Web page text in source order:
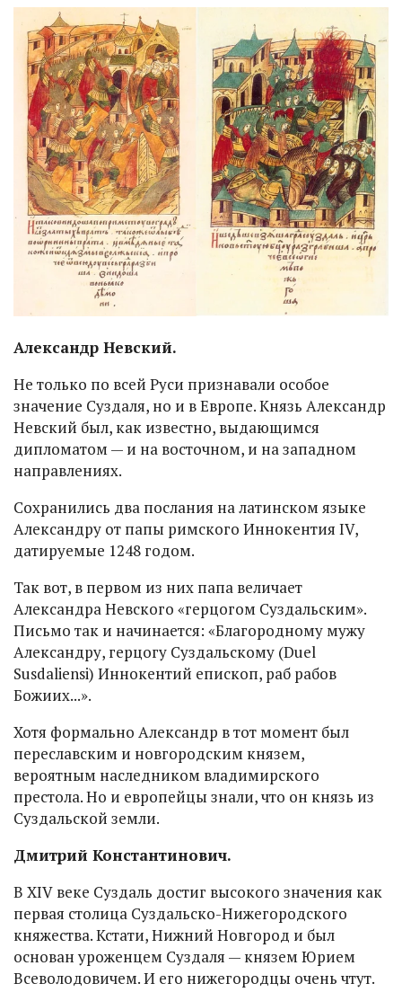
Александр Невский.
Не только по всей Руси признавали особое
значение Суздаля, но и в Европе. Князь Александр
Невский был, как известно, выдающимся
дипломатом — и на восточном, и на западном
направлениях.
Сохранились два послания на латинском языке
Александру от папы римского Иннокентия IV,
датируемые 1248 годом.
Так вот, в первом из них папа величает
Александра Невского «герцогом Суздальским».
Письмо так и начинается: «Благородному мужу
Александру, герцогу Суздальскому (Duel
Susdaliensi) Иннокентий епископ, раб рабов
Божиих...».
Хотя формально Александр в тот момент был
переславским и новгородским князем,
вероятным наследником владимирского
престола. Но и европейцы знали, что он князь из
Суздальской земли.
Дмитрий Константинович.
В XIV веке Суздаль достиг высокого значения как
первая столица Суздальско-Нижегородского
княжества. Кстати, Нижний Новгород и был
основан уроженцем Суздаля — князем Юрием
Всеволодовичем. И его нижегородцы очень чтут.